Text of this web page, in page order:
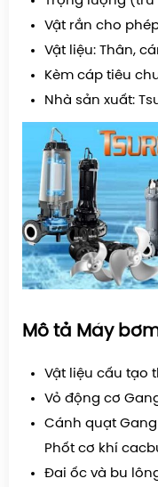
Vật rắn cho
Vật liệu: Thân,
Kèm cáp tiêu
Nhà sản xuất:
Mô tả Máy
Vật liệu cấu tạo
Vỏ động cơ
Cánh quạt Gang
Phốt cơ khí
Đai ốc và bu